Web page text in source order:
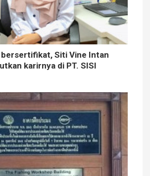
bersertifikat, Siti Vine Intan
karirnya di PT. SISI